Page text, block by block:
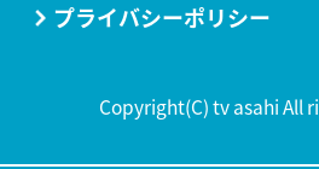
プライバシーポリシー
Copyright(C) tv asahi All